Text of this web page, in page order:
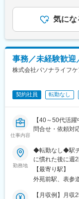
気にな
事務／未経験歓迎
株式会社パソナライフ
契約社員 転勤なし
仕事内容
【40～50代活
問合せ・依頼対
勤務地
◆転勤なし◆駅
に慣れた後に週
熟までは最大で
は業務の習熟度
ーバーあり！ビ
【最寄り駅】
外苑前駅、表参
【月収例】月